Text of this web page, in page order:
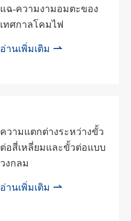
แฉ-ความงามอมตะของ
เทศกาลโคมไฟ
อ่านเพิ่มเติม 
ความแตกต่างระหว่างขั้ว
ต่อสี่เหลี่ยมและขั้วต่อแบบ
วงกลม
อ่านเพิ่มเติม 